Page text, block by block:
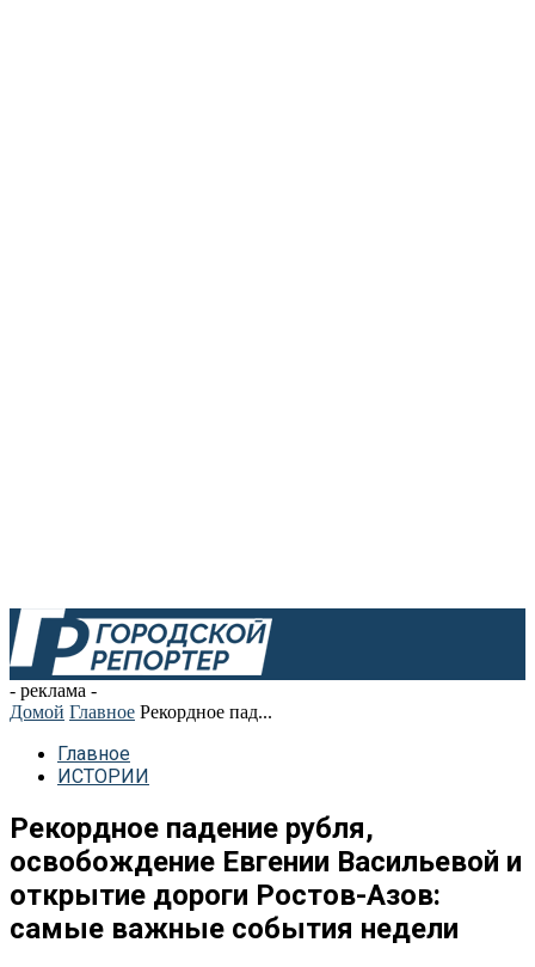
- реклама -
Домой Главное Рекордное пад...
Главное
ИСТОРИИ
Рекордное падение рубля,
освобождение Евгении Васильевой и
открытие дороги Ростов-Азов:
самые важные события недели